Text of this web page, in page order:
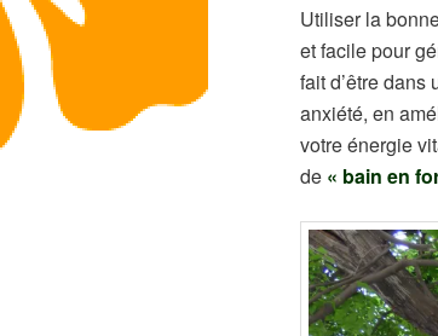
Utiliser la
et facile pour
fait d’être
anxiété, en
votre énergie
de « bain en